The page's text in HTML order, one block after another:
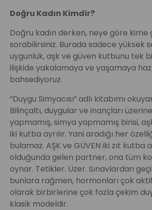
Doğru Kadın Kimdir?
Doğru kadın derken, neye göre kime
sorabilirsiniz. Burada sadece yüksek
uygunluk, aşk ve güven kutbunu tek
ilişkide yakalamaya ve yaşamaya
bahsediyoruz.
“Duygu Simyacısı” adlı kitabımı
Bilinçaltı, duygular ve inançları
yapmamış, simya yapmamış birisi,
iki kutba ayrılır. Yani aradığı her
bulamaz. AŞK ve GÜVEN iki zıt kutba
olduğunda gelen partner, ona tüm
oynar. Tetikler. Üzer. Sınavlardan
bunlara rağmen, hormonları çok
olarak birbirlerine çok fazla çekim
klasik modeldir.